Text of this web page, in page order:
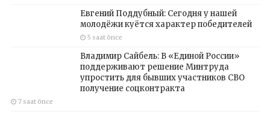
Евгений Поддубный: Сегодня у нашей
молодёжи куётся характер победителей
5 saat önce
Владимир Сайбель: В «Единой России»
поддерживают решение Минтруда
упростить для бывших участников СВО
получение соцконтракта
7 saat önce